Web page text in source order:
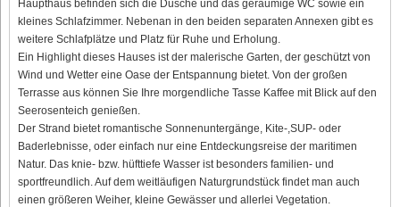
Haupthaus befinden sich die Dusche und das geräumige WC sowie ein
kleines Schlafzimmer. Nebenan in den beiden separaten Annexen gibt es
weitere Schlafplätze und Platz für Ruhe und Erholung.
Ein Highlight dieses Hauses ist der malerische Garten, der geschützt von
Wind und Wetter eine Oase der Entspannung bietet. Von der großen
Terrasse aus können Sie Ihre morgendliche Tasse Kaffee mit Blick auf den
Seerosenteich genießen.
Der Strand bietet romantische Sonnenuntergänge, Kite-,SUP- oder
Baderlebnisse, oder einfach nur eine Entdeckungsreise der maritimen
Natur. Das knie- bzw. hüfttiefe Wasser ist besonders familien- und
sportfreundlich. Auf dem weitläufigen Naturgrundstück findet man auch
einen größeren Weiher, kleine Gewässer und allerlei Vegetation.